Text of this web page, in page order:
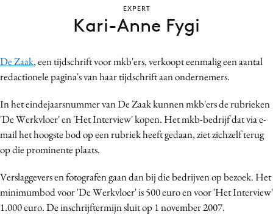
Contentmarketing
Craft
Customer Experience
Data & Insights
Design
Digital transformation
Diversiteit
Effectiviteit
Gedragsverandering
De Zaak, een tijdschrift voor mkb'ers, verkoopt eenmalig een aantal
redactionele pagina's van haar tijdschrift aan ondernemers.
In het eindejaarsnummer van De Zaak kunnen mkb'ers de rubrieken
'De Werkvloer' en 'Het Interview' kopen. Het mkb-bedrijf dat via e-
mail het hoogste bod op een rubriek heeft gedaan, ziet zichzelf terug
op die prominente plaats.
Verslaggevers en fotografen gaan dan bij die bedrijven op bezoek. Het
minimumbod voor 'De Werkvloer' is 500 euro en voor 'Het Interview'
1.000 euro. De inschrijftermijn sluit op 1 november 2007.
EXPERT
Kari-Anne Fygi